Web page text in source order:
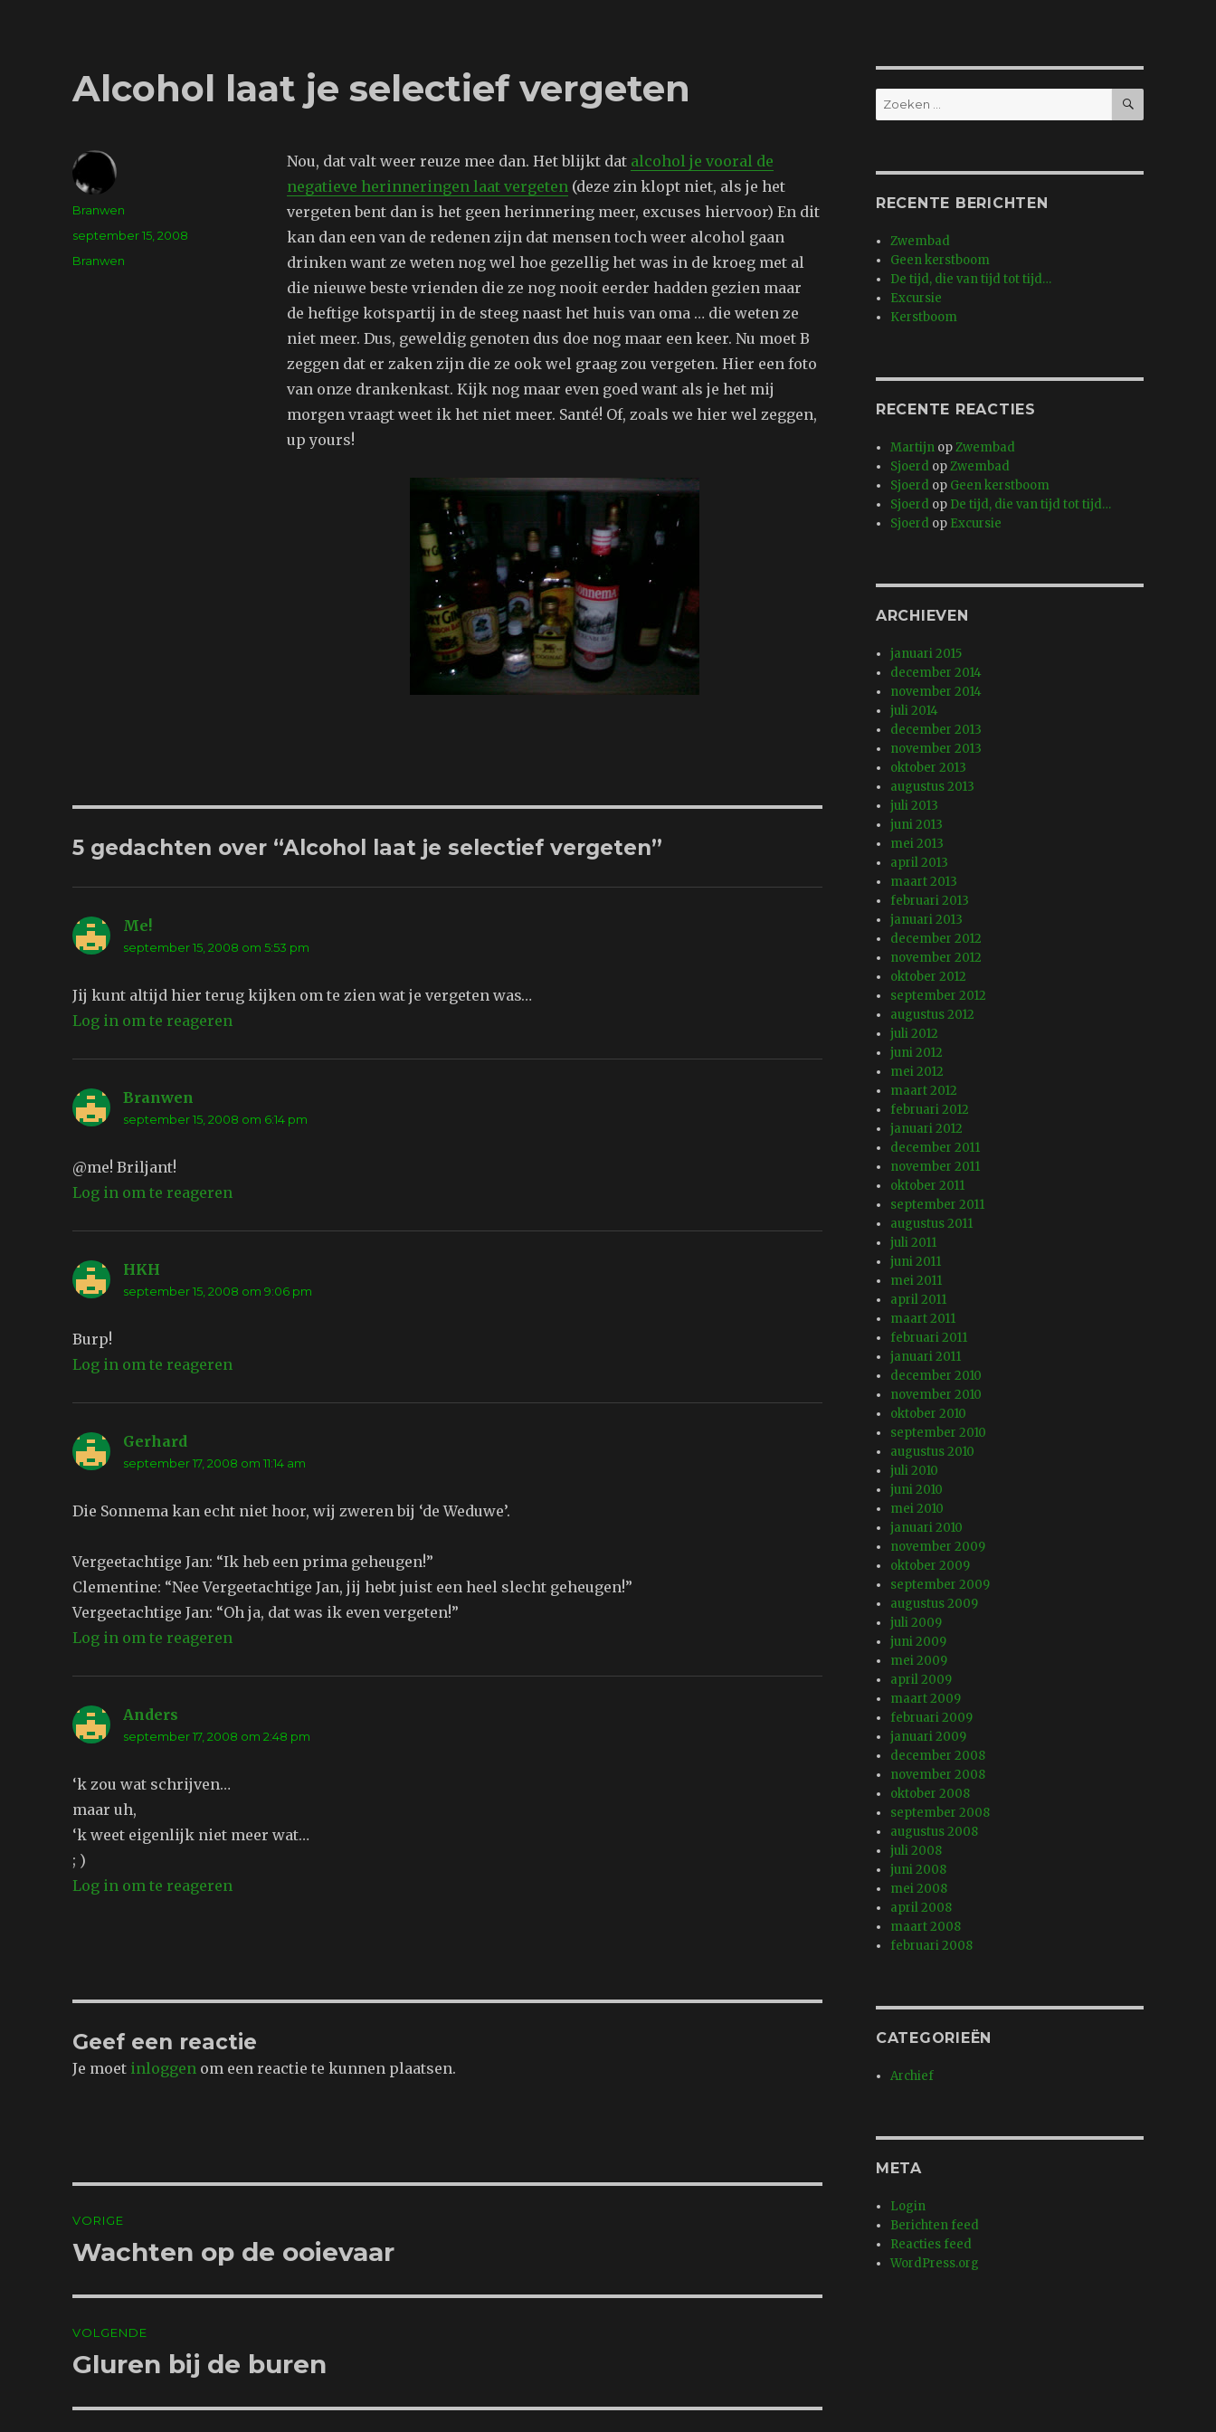
Alcohol laat je selectief vergeten
Nou, dat valt weer reuze mee dan. Het blijkt dat alcohol je vooral de
negatieve herinneringen laat vergeten(deze zin klopt niet, als je het
vergeten bent dan is het geen herinnering meer, excuses hiervoor) En dit
kan dan een van de redenen zijn dat mensen toch weer alcohol gaan
drinken want ze weten nog wel hoe gezellig het was in de kroeg met al
die nieuwe beste vrienden die ze nog nooit eerder hadden gezien maar
de heftige kotspartij in de steeg naast het huis van oma … die weten ze
niet meer. Dus, geweldig genoten dus doe nog maar een keer. Nu moet B
zeggen dat er zaken zijn die ze ook wel graag zou vergeten. Hier een foto
van onze drankenkast. Kijk nog maar even goed want als je het mij
morgen vraagt weet ik het niet meer. Santé! Of, zoals we hier wel zeggen,
up yours!
Auteur
Branwen
Geplaatst
september 15, 2008
Tags
Branwen
5 gedachten over “Alcohol laat je selectief vergeten”
Me!
september 15, 2008 om 5:53 pm
Jij kunt altijd hier terug kijken om te zien wat je vergeten was…
Log in om te reageren
Branwen
september 15, 2008 om 6:14 pm
@me! Briljant!
Log in om te reageren
HKH
september 15, 2008 om 9:06 pm
Burp!
Log in om te reageren
Gerhard
september 17, 2008 om 11:14 am
Die Sonnema kan echt niet hoor, wij zweren bij ‘de Weduwe’.
Vergeetachtige Jan: “Ik heb een prima geheugen!”
Clementine: “Nee Vergeetachtige Jan, jij hebt juist een heel slecht geheugen!”
Vergeetachtige Jan: “Oh ja, dat was ik even vergeten!”
Log in om te reageren
Anders
september 17, 2008 om 2:48 pm
‘k zou wat schrijven…
maar uh,
‘k weet eigenlijk niet meer wat…
; )
Log in om te reageren
Geef een reactie
Je moet inloggen om een reactie te kunnen plaatsen.
navigatie
VORIGE
Vorig
Wachten op de ooievaar
VOLGENDE
Volgend
Gluren bij de buren
Zoeken
naar:
ZOEKEN
RECENTE BERICHTEN
Zwembad
Geen kerstboom
De tijd, die van tijd tot tijd…
Excursie
Kerstboom
RECENTE REACTIES
Martijn opZwembad
Sjoerd opZwembad
Sjoerd op Geen kerstboom
Sjoerd op De tijd, die van tijd tot tijd…
Sjoerd op Excursie
ARCHIEVEN
januari 2015
december 2014
november 2014
juli 2014
december 2013
november 2013
oktober 2013
augustus 2013
juli 2013
juni 2013
mei 2013
april 2013
maart 2013
februari 2013
januari 2013
december 2012
november 2012
oktober 2012
september 2012
augustus 2012
juli 2012
juni 2012
mei 2012
maart 2012
februari 2012
januari 2012
december 2011
november 2011
oktober 2011
september 2011
augustus 2011
juli 2011
juni 2011
mei 2011
april 2011
maart 2011
februari 2011
januari 2011
december 2010
november 2010
oktober 2010
september 2010
augustus 2010
juli 2010
juni 2010
mei 2010
januari 2010
november 2009
oktober 2009
september 2009
augustus 2009
juli 2009
juni 2009
mei 2009
april 2009
maart 2009
februari 2009
januari 2009
december 2008
november 2008
oktober 2008
september 2008
augustus 2008
juli 2008
juni 2008
mei 2008
april 2008
maart 2008
februari 2008
CATEGORIEËN
Archief
META
Login
Berichten feed
Reacties feed
WordPress.org